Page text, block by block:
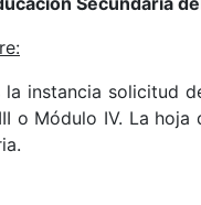
instancia solicitud
o Módulo IV. La